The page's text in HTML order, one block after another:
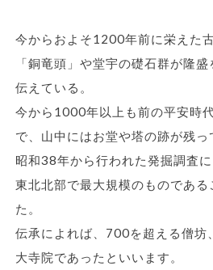
今からおよそ1200年前に栄えた
「銅竜頭」や堂宇の礎石群が隆
伝えている。
今から1000年以上も前の平安時
で、山中にはお堂や塔の跡が残っ
昭和38年から行われた発掘調査
東北北部で最大規模のものである
た。
伝承によれば、700を超える僧坊
大寺院であったといいます。